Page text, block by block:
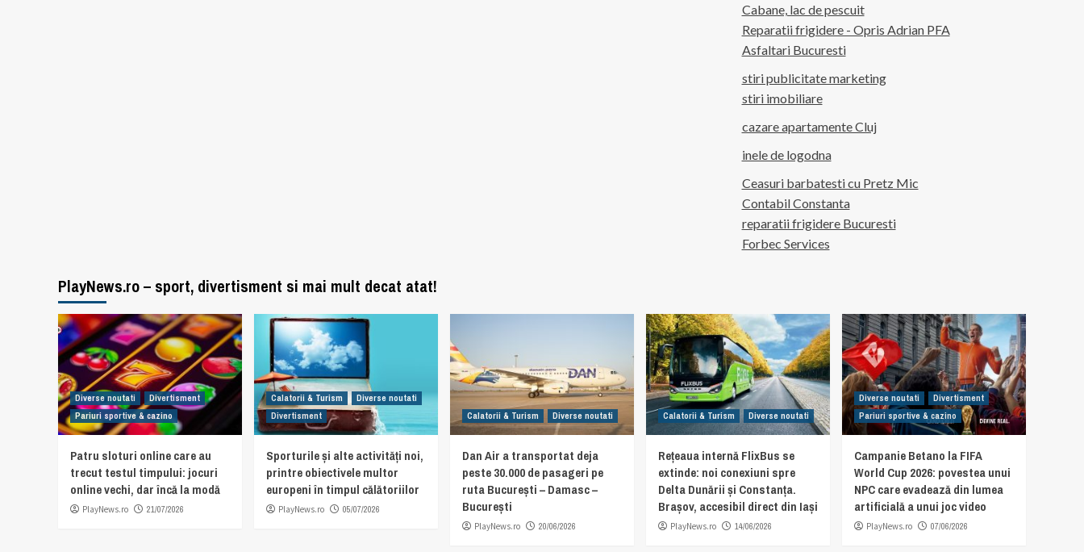
Cabane, lac de pescuit
Reparatii frigidere - Opris Adrian PFA
Asfaltari Bucuresti
stiri publicitate marketing
stiri imobiliare
cazare apartamente Cluj
inele de logodna
Ceasuri barbatesti cu Pretz Mic
Contabil Constanta
reparatii frigidere Bucuresti
Forbec Services
PlayNews.ro – sport, divertisment si mai mult decat atat!
Diverse noutati
Divertisment
Pariuri sportive & cazino
Patru sloturi online care au
trecut testul timpului: jocuri
online vechi, dar încă la modă
PlayNews.ro 21/07/2026
Calatorii & Turism
Diverse noutati
Divertisment
Sporturile și alte activități noi,
printre obiectivele multor
europeni în timpul călătoriilor
PlayNews.ro 05/07/2026
Calatorii & Turism Diverse noutati
Dan Air a transportat deja
peste 30.000 de pasageri pe
ruta București – Damasc –
București
PlayNews.ro 20/06/2026
Calatorii & Turism Diverse noutati
Rețeaua internă FlixBus se
extinde: noi conexiuni spre
Delta Dunării și Constanța.
Brașov, accesibil direct din Iași
PlayNews.ro 14/06/2026
Diverse noutati
Divertisment
Pariuri sportive & cazino
Campanie Betano la FIFA
World Cup 2026: povestea unui
NPC care evadează din lumea
artificială a unui joc video
PlayNews.ro 07/06/2026